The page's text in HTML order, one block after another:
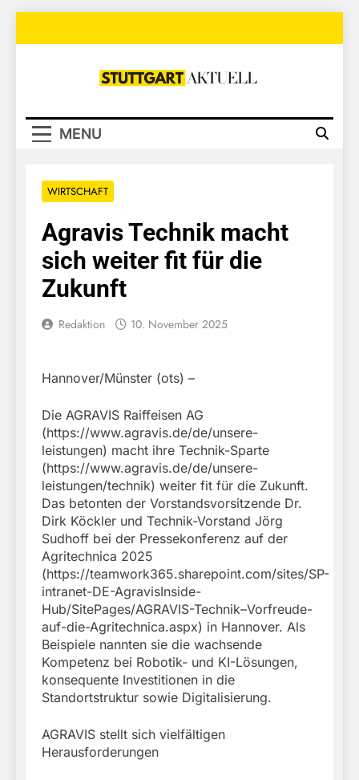
Stuttgart
MENU
WIRTSCHAFT
Agravis Technik macht
sich weiter fit für die
Zukunft
Redaktion 10. November 2025
Hannover/Münster (ots) –
Die AGRAVIS Raiffeisen AG
(https://www.agravis.de/de/unsere-
leistungen) macht ihre Technik-Sparte
(https://www.agravis.de/de/unsere-
leistungen/technik) weiter fit für die Zukunft.
Das betonten der Vorstandsvorsitzende Dr.
Dirk Köckler und Technik-Vorstand Jörg
Sudhoff bei der Pressekonferenz auf der
Agritechnica 2025
(https://teamwork365.sharepoint.com/sites/SP-
intranet-DE-AgravisInside-
Hub/SitePages/AGRAVIS-Technik–Vorfreude-
auf-die-Agritechnica.aspx) in Hannover. Als
Beispiele nannten sie die wachsende
Kompetenz bei Robotik- und KI-Lösungen,
konsequente Investitionen in die
Standortstruktur sowie Digitalisierung.
AGRAVIS stellt sich vielfältigen
Herausforderungen